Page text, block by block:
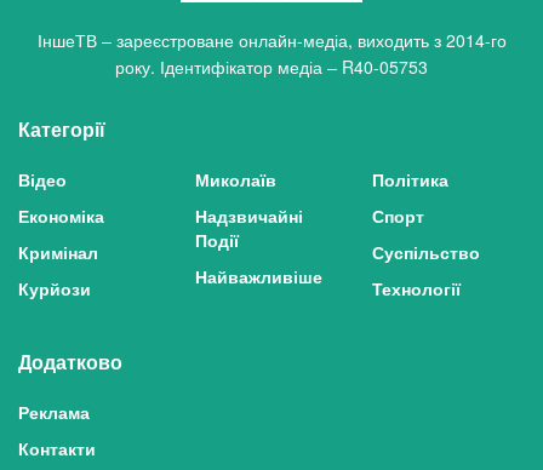
ІншеТВ – зареєстроване онлайн-медіа, виходить з 2014-го
року. Ідентифікатор медіа – R40-05753
Категорії
Відео
Економіка
Кримінал
Курйози
Миколаїв
Надзвичайні
Події
Найважливіше
Політика
Спорт
Суспільство
Технології
Додатково
Реклама
Контакти